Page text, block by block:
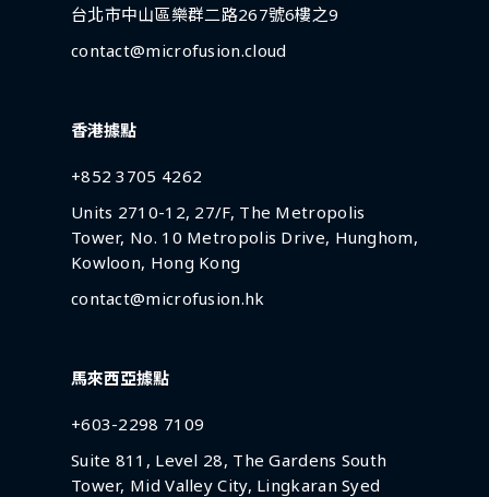
台北市中山區樂群二路267號6樓之9
contact@microfusion.cloud
香港據點
+852 3705 4262
Units 2710-12, 27/F, The Metropolis
Tower, No. 10 Metropolis Drive, Hunghom,
Kowloon, Hong Kong
contact@microfusion.hk
馬來西亞據點
+603-2298 7109
Suite 811, Level 28, The Gardens South
Tower, Mid Valley City, Lingkaran Syed